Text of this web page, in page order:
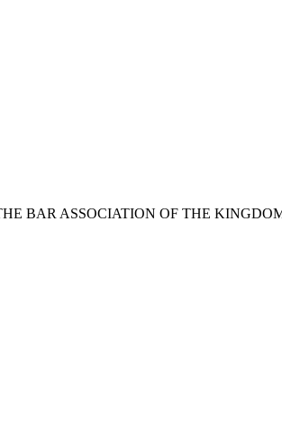
BAR ASSOCIATION OF THE